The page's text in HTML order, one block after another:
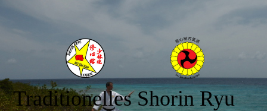
Traditionelles Shorin Ryu